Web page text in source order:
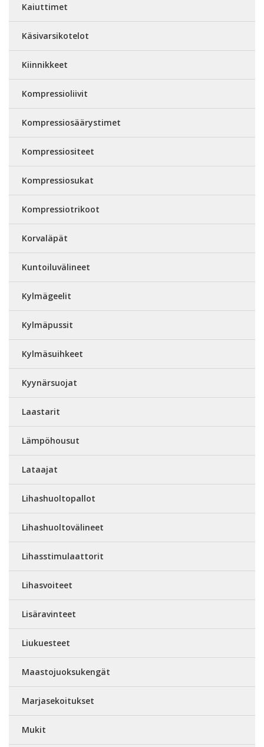
Kaiuttimet
Käsivarsikotelot
Kiinnikkeet
Kompressioliivit
Kompressiosäärystimet
Kompressiositeet
Kompressiosukat
Kompressiotrikoot
Korvaläpät
Kuntoiluvälineet
Kylmägeelit
Kylmäpussit
Kylmäsuihkeet
Kyynärsuojat
Laastarit
Lämpöhousut
Lataajat
Lihashuoltopallot
Lihashuoltovälineet
Lihasstimulaattorit
Lihasvoiteet
Lisäravinteet
Liukuesteet
Maastojuoksukengät
Marjasekoitukset
Mukit